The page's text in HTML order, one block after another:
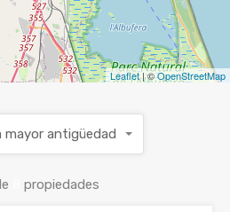
Leaflet| ©OpenStreetMap
propiedades
mayor antigüedad